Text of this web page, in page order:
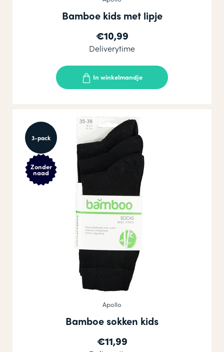
Bamboe kids met lipje
€10,99
Deliverytime
In winkelmandje
3-pack
Zonder
naad
Apollo
Bamboe sokken kids
€11,99